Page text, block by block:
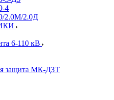
4
2.0Д
6-110 кВ
защита МК-ДЗТ